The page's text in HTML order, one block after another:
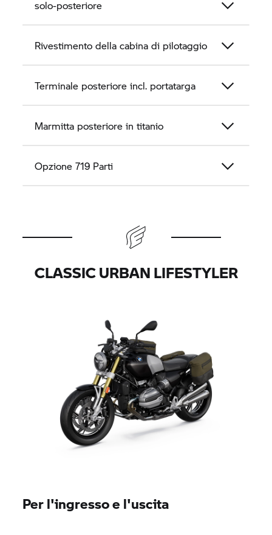
solo-posteriore
Rivestimento della cabina di pilotaggio
Terminale posteriore incl. portatarga
Marmitta posteriore in titanio
Opzione 719 Parti
CLASSIC URBAN LIFESTYLER
Per l'ingresso e l'uscita